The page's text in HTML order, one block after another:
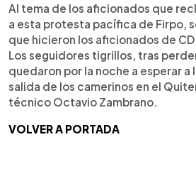
Al tema de los aficionados que
a esta protesta pacífica de Firpo,
que hicieron los aficionados de CD
Los seguidores tigrillos, tras
quedaron por la noche a esperar a
salida de los camerinos en el
técnico Octavio Zambrano.
VOLVER A PORTADA